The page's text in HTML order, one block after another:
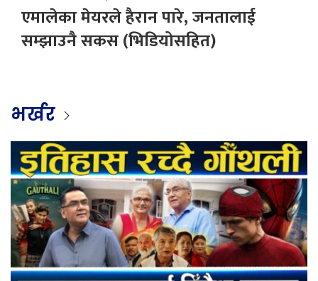
एमालेका मेयरले हैरान पारे, जनतालाई
सम्झाउनै सकस (भिडियोसहित)
भर्खर